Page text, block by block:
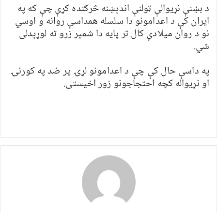
د بښنې نړیوالې ټولنې اندېښنه څرګنده کړې چې که په
ایران کې د اعدامونو دا سلسله همداسې روانه و اوسي
نو د روان میلادي کال تر پایه دا شمېر زرو ته لوړېدلی
شي.
په داسې حال کې چې د اعدامونو لړۍ پر ضد په کورنۍ
او نړیواله کچه احتجاجونو زور اخیستی.